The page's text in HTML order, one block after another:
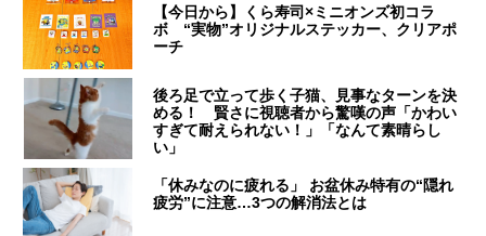
【今日から】くら寿司×ミニオンズ初コラ
ボ “実物”オリジナルステッカー、クリアポ
ーチ
後ろ足で立って歩く子猫、見事なターンを決
める！ 賢さに視聴者から驚嘆の声「かわい
すぎて耐えられない！」「なんて素晴らし
い」
「休みなのに疲れる」 お盆休み特有の“隠れ
疲労”に注意…3つの解消法とは